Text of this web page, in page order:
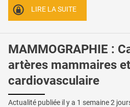
LIRE LA SUITE
MAMMOGRAPHIE :
artères mammaires
cardiovasculaire
Actualité publiée il y a 1 semaine 2